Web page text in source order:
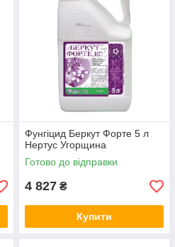
Фунгіцид Беркут Форте 5 л
Нертус Угорщина
Готово до відправки
4 827 ₴
Купити